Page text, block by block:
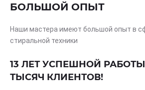
БОЛЬШОЙ ОПЫТ
Наши мастера имеют большой опыт в
стиральной техники
13 ЛЕТ УСПЕШНОЙ
ТЫСЯЧ КЛИЕНТОВ!